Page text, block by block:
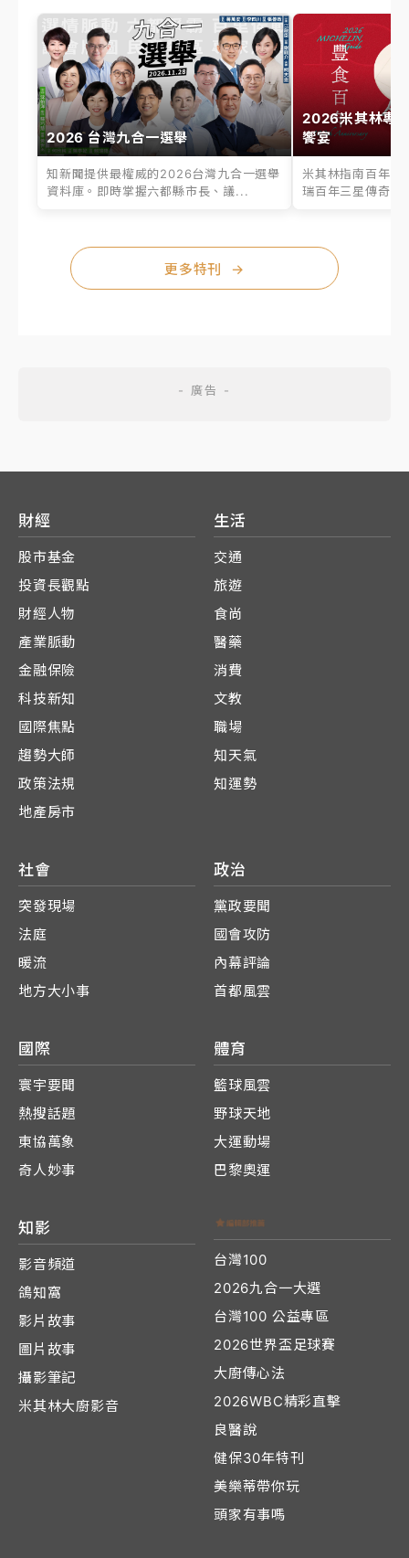
2026 台灣九合一選舉
知新聞提供最權威的2026台灣九合一選舉
資料庫。即時掌握六都縣市長、議...
2026米其林專
饗宴
米其林指南百年之
瑞百年三星傳奇、
更多特刊 →
財經
股市基金
投資長觀點
財經人物
產業脈動
金融保險
科技新知
國際焦點
趨勢大師
政策法規
地產房市
生活
交通
旅遊
食尚
醫藥
消費
文教
職場
知天氣
知運勢
社會
突發現場
法庭
暖流
地方大小事
政治
黨政要聞
國會攻防
內幕評論
首都風雲
國際
寰宇要聞
熱搜話題
東協萬象
奇人妙事
體育
籃球風雲
野球天地
大運動場
巴黎奧運
知影
影音頻道
鴿知窩
影片故事
圖片故事
攝影筆記
米其林大廚影音
台灣100
2026九合一大選
台灣100 公益專區
2026世界盃足球賽
大廚傳心法
2026WBC精彩直擊
良醫說
健保30年特刊
美樂蒂帶你玩
頭家有事嗎